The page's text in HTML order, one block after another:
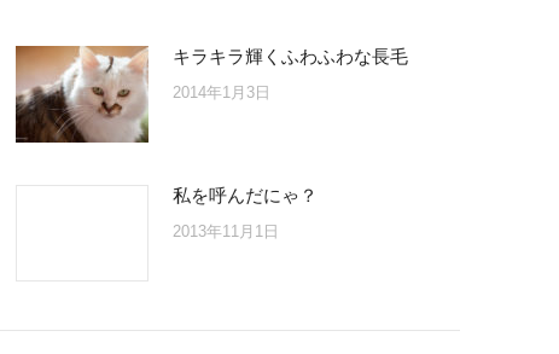
キラキラ輝くふわふわな長毛
2014年1月3日
私を呼んだにゃ？
2013年11月1日